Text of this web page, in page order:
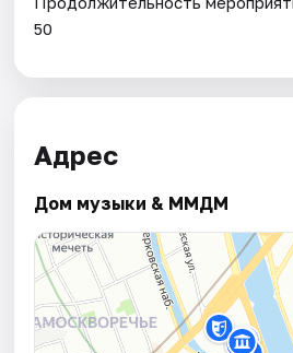
50
Адрес
Дом музыки & ММДМ